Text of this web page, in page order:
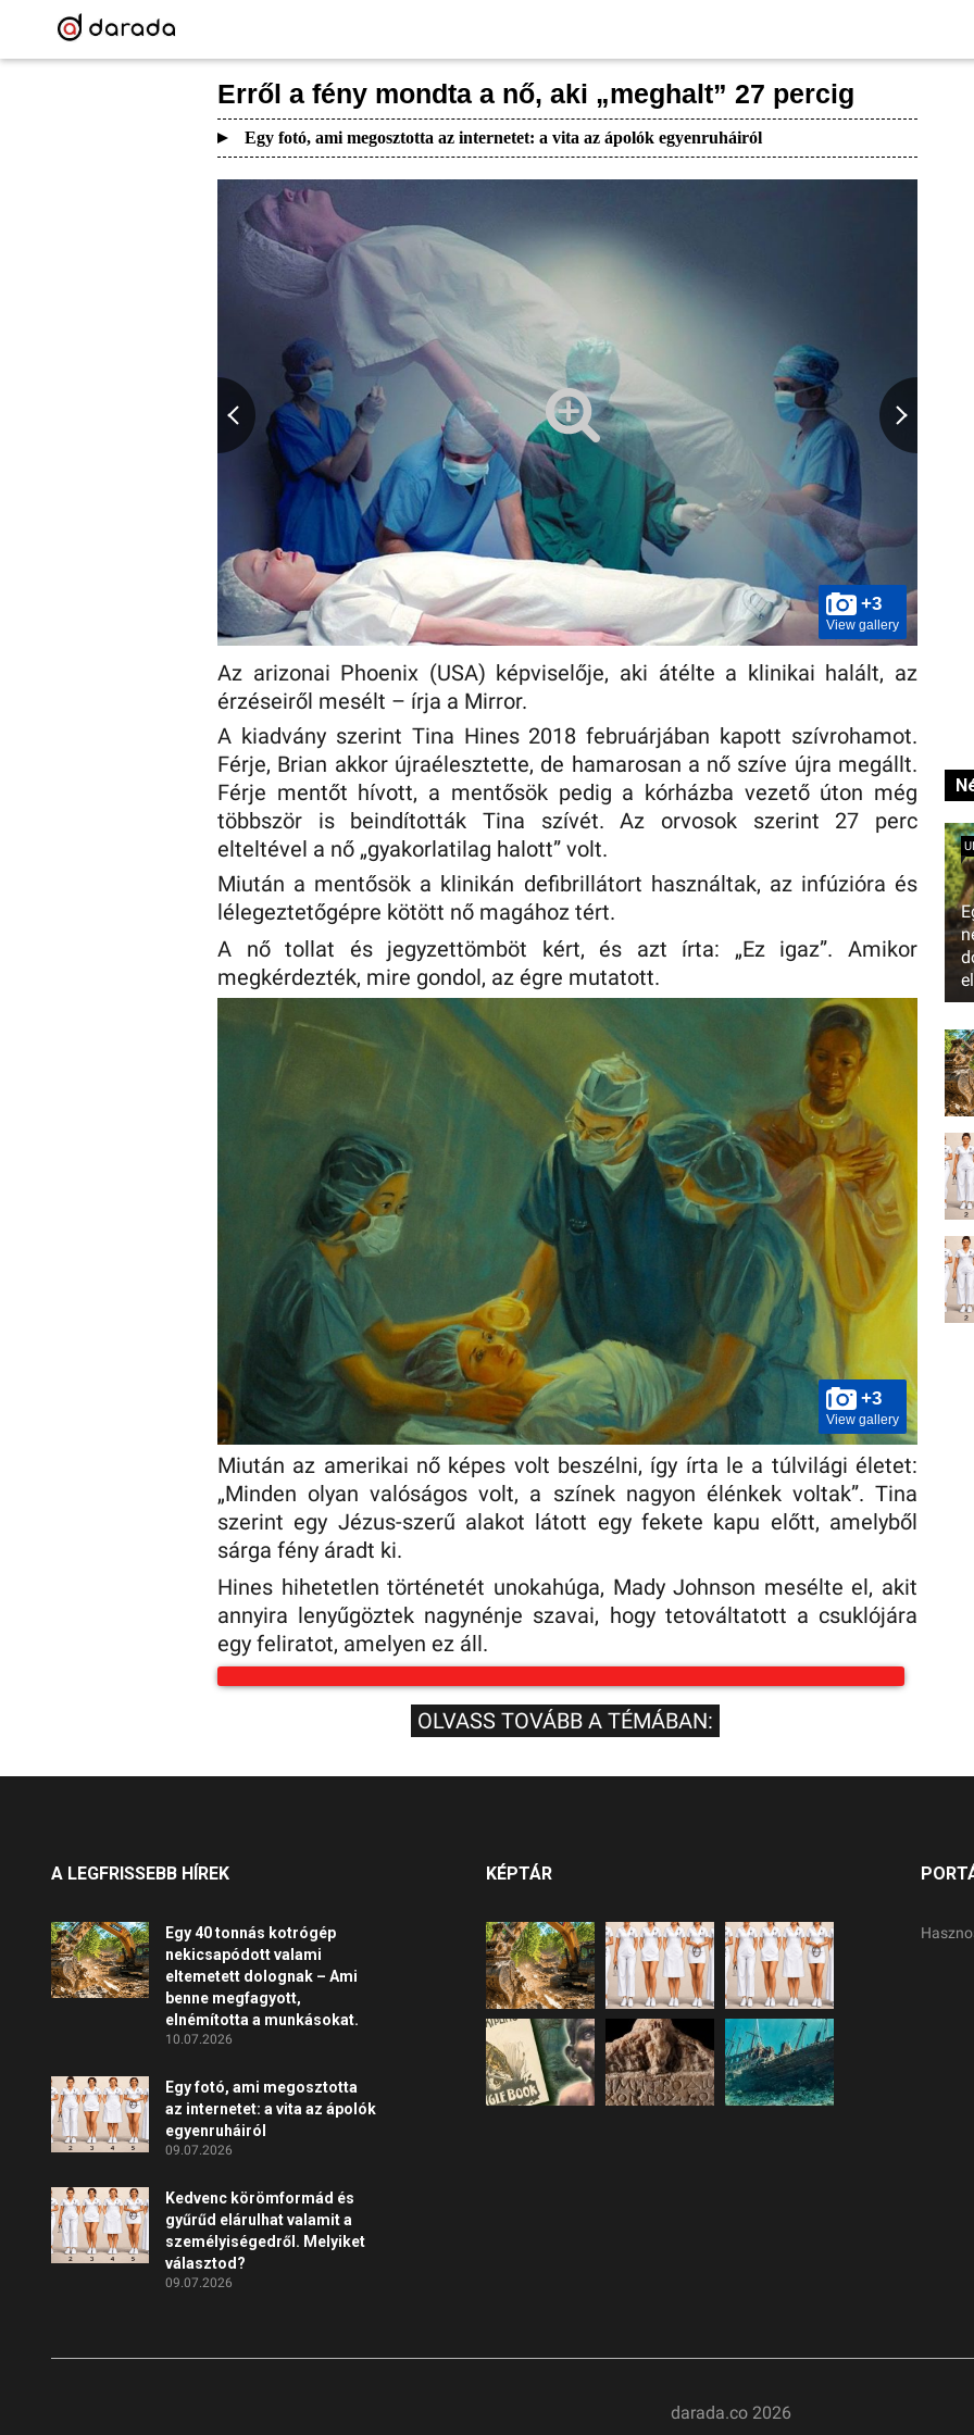
Erről a fény mondta a nő, aki „meghalt” 27 percig
Egy fotó, ami megosztotta az internetet: a vita az ápolók egyenruháiról
+3
View gallery
Az arizonai Phoenix (USA) képviselője, aki átélte a klinikai halált, az
érzéseiről mesélt – írja a Mirror.
A kiadvány szerint Tina Hines 2018 februárjában kapott szívrohamot.
Férje, Brian akkor újraélesztette, de hamarosan a nő szíve újra megállt.
Férje mentőt hívott, a mentősök pedig a kórházba vezető úton még
többször is beindították Tina szívét. Az orvosok szerint 27 perc
elteltével a nő „gyakorlatilag halott” volt.
Miután a mentősök a klinikán defibrillátort használtak, az infúzióra és
lélegeztetőgépre kötött nő magához tért.
A nő tollat és jegyzettömböt kért, és azt írta: „Ez igaz”. Amikor
megkérdezték, mire gondol, az égre mutatott.
+3
View gallery
Miután az amerikai nő képes volt beszélni, így írta le a túlvilági életet:
„Minden olyan valóságos volt, a színek nagyon élénkek voltak”. Tina
szerint egy Jézus-szerű alakot látott egy fekete kapu előtt, amelyből
sárga fény áradt ki.
Hines hihetetlen történetét unokahúga, Mady Johnson mesélte el, akit
annyira lenyűgöztek nagynénje szavai, hogy tetováltatott a csuklójára
egy feliratot, amelyen ez áll.
OLVASS TOVÁBB A TÉMÁBAN:
A LEGFRISSEBB HÍREK
Egy 40 tonnás kotrógép
nekicsapódott valami
eltemetett dolognak – Ami
benne megfagyott,
elnémította a munkásokat.
10.07.2026
Egy fotó, ami megosztotta
az internetet: a vita az ápolók
egyenruháiról
09.07.2026
Kedvenc körömformád és
gyűrűd elárulhat valamit a
személyiségedről. Melyiket
választod?
09.07.2026
KÉPTÁR
darada.co 2026